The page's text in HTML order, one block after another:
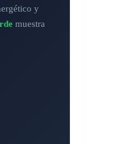
y
muestra